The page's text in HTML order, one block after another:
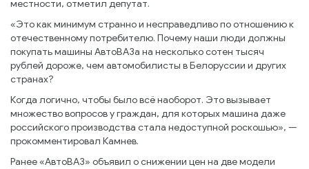
местности, отметил депутат.
«Это как минимум странно и несправедливо по отношению к
отечественному потребителю. Почему наши люди должны
покупать машины АвтоВАЗа на несколько сотен тысяч
рублей дороже, чем автомобилисты в Белоруссии и других
странах?
Когда логично, чтобы было всё наоборот. Это вызывает
множество вопросов у граждан, для которых машина даже
российского производства стала недоступной роскошью», —
прокомментировал Камнев.
Ранее «АвтоВАЗ» объявил о снижении цен на две модели